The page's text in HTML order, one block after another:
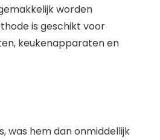
worden
is geschikt voor
keukenapparaten en
was hem dan onmiddellijk